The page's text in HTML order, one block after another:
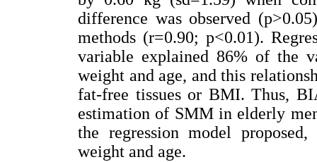
difference was observed
methods (r=0.90; p<0.01).
variable explained 86% of the
weight and age, and this
fat-free tissues or BMI. Thus,
estimation of SMM in elderly
the regression model
weight and age.